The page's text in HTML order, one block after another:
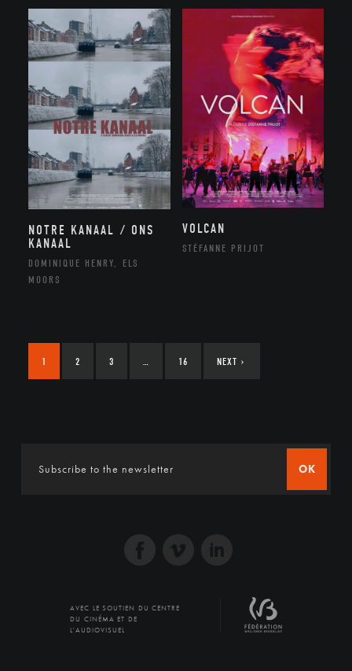
NOTRE KANAAL / ONS
KANAAL
DOMINIQUE HENRY, ELS
MOORS
VOLCAN
STÉFANNE PRIJOT
1 2 3 16 NEXT ›
OK
AVEC LE SOUTIEN DU CENTRE
DU CINÉMA ET DE
L'AUDIOVISUEL